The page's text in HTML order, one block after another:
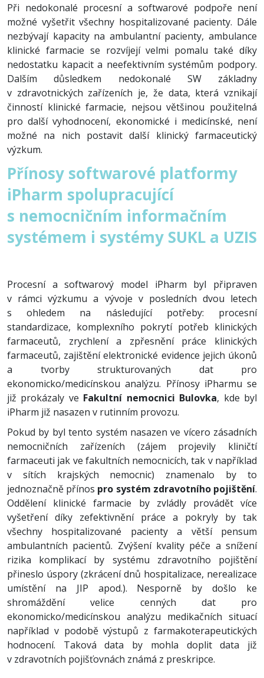
Při nedokonalé procesní a softwarové podpoře není
možné vyšetřit všechny hospitalizované pacienty. Dále
nezbývají kapacity na ambulantní pacienty, ambulance
klinické farmacie se rozvíjejí velmi pomalu také díky
nedostatku kapacit a neefektivním systémům podpory.
Dalším důsledkem nedokonalé SW základny
v zdravotnických zařízeních je, že data, která vznikají
činností klinické farmacie, nejsou většinou použitelná
pro další vyhodnocení, ekonomické i medicínské, není
možné na nich postavit další klinický farmaceutický
výzkum.
Přínosy softwarové platformy
iPharm spolupracující
s nemocničním informačním
systémem i systémy SUKL a UZIS
Procesní a softwarový model iPharm byl připraven
v rámci výzkumu a vývoje v posledních dvou letech
s ohledem na následující potřeby: procesní
standardizace, komplexního pokrytí potřeb klinických
farmaceutů, zrychlení a zpřesnění práce klinických
farmaceutů, zajištění elektronické evidence jejich úkonů
a tvorby strukturovaných dat pro
ekonomicko/medicínskou analýzu. Přínosy iPharmu se
již prokázaly ve Fakultní nemocnici Bulovka, kde byl
iPharm již nasazen v rutinním provozu.
Pokud by byl tento systém nasazen ve vícero zásadních
nemocničních zařízeních (zájem projevily kliničtí
farmaceuti jak ve fakultních nemocnicích, tak v například
v sítích krajských nemocnic) znamenalo by to
jednoznačně přínos pro systém zdravotního pojištění.
Oddělení klinické farmacie by zvládly provádět více
vyšetření díky zefektivnění práce a pokryly by tak
všechny hospitalizované pacienty a větší pensum
ambulantních pacientů. Zvýšení kvality péče a snížení
rizika komplikací by systému zdravotního pojištění
přineslo úspory (zkrácení dnů hospitalizace, nerealizace
umístění na JIP apod.). Nesporně by došlo ke
shromáždění velice cenných dat pro
ekonomicko/medicínskou analýzu medikačních situací
například v podobě výstupů z farmakoterapeutických
hodnocení. Taková data by mohla doplit data již
v zdravotních pojišťovnách známá z preskripce.